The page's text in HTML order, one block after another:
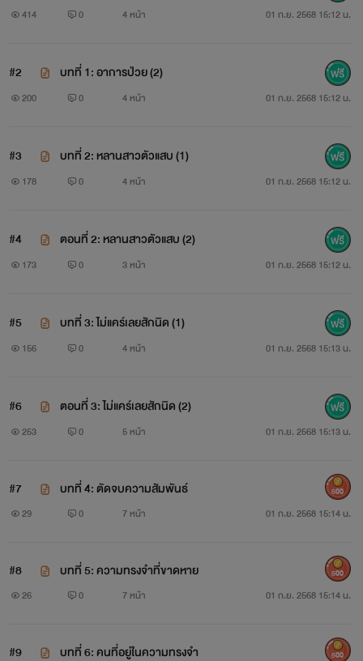
จึงไม่กล้าที่จะเปิดใจให้เขา
เป็นเรื่องสั้นนะคะ ไม่ถึง 20,000 คำ
อัปจบรวดเดียว จะไม่มีปลดกุญแจนะคะ
414 0 4 หน้า 01 ก.ย. 2568 15:12 น.
#2 บทที่ 1: อาการป่วย (2)
200 0 4 หน้า 01 ก.ย. 2568 15:12 น.
#3 บทที่ 2: หลานสาวตัวแสบ (1)
178 0 4 หน้า 01 ก.ย. 2568 15:12 น.
#4 ตอนที่ 2: หลานสาวตัวแสบ (2)
173 0 3 หน้า 01 ก.ย. 2568 15:12 น.
#5 บทที่ 3: ไม่แคร์เลยสักนิด (1)
156 0 4 หน้า 01 ก.ย. 2568 15:13 น.
#6 ตอนที่ 3: ไม่แคร์เลยสักนิด (2)
253 0 5 หน้า 01 ก.ย. 2568 15:13 น.
#7 บทที่ 4: ตัดจบความสัมพันธ์
29 0 7 หน้า 01 ก.ย. 2568 15:14 น.
500
#8 บทที่ 5: ความทรงจำที่ขาดหาย
26 0 7 หน้า 01 ก.ย. 2568 15:14 น.
500
#9 บทที่ 6: คนที่อยู่ในความทรงจำ 500